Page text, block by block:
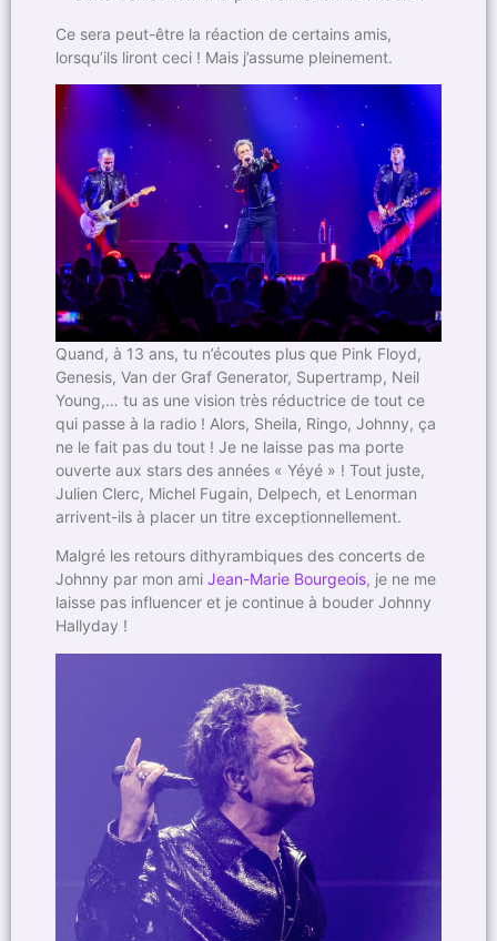
Ce sera peut-être la réaction de certains amis,
lorsqu’ils liront ceci ! Mais j’assume pleinement.
Quand, à 13 ans, tu n’écoutes plus que Pink Floyd,
Genesis, Van der Graf Generator, Supertramp, Neil
Young,… tu as une vision très réductrice de tout ce
qui passe à la radio ! Alors, Sheila, Ringo, Johnny, ça
ne le fait pas du tout ! Je ne laisse pas ma porte
ouverte aux stars des années « Yéyé » ! Tout juste,
Julien Clerc, Michel Fugain, Delpech, et Lenorman
arrivent-ils à placer un titre exceptionnellement.
Malgré les retours dithyrambiques des concerts de
Johnny par mon ami Jean-Marie Bourgeois, je ne me
laisse pas influencer et je continue à bouder Johnny
Hallyday !